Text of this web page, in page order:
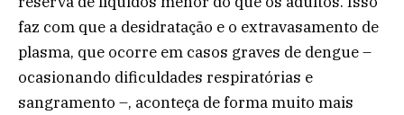
faz com que a desidratação e o extravasamento de
plasma, que ocorre em casos graves de dengue –
ocasionando dificuldades respiratórias e
sangramento –, aconteça de forma muito mais